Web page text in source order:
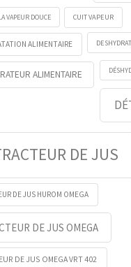
VAPEUR DOUCE CUIT VAPEUR
ALIMENTAIRE
ALIMENTAIRE
DE JUS
DE JUS HUROM OMEGA
DE JUS OMEGA
DE JUS OMEGA VRT 402